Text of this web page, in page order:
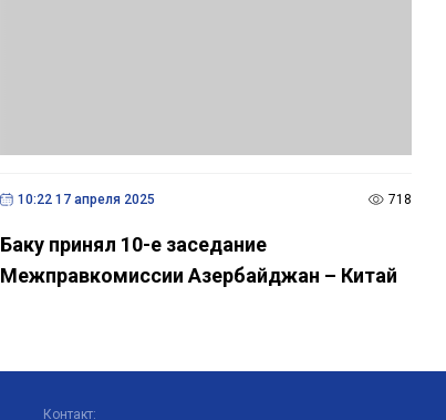
Межправкомиссии Азербайджан – Китай
(+99455) 322-35-52